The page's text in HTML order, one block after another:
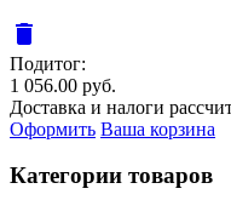
delete
Подитог:
1 056.00 руб.
Доставка и налоги
Оформить Ваша корзина
Категории товаров